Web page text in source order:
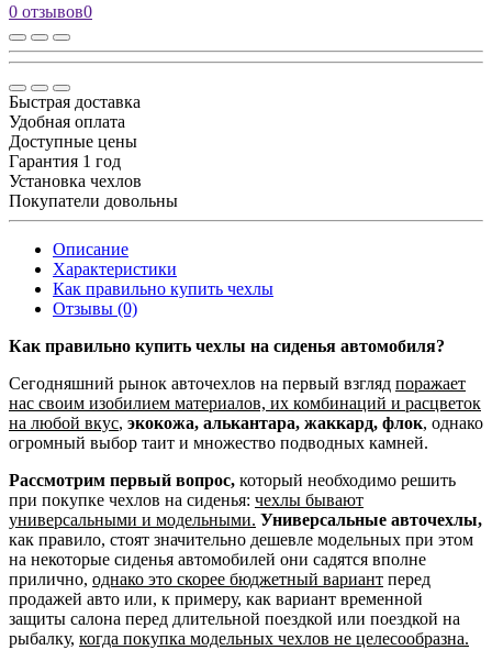
0 отзывов0
Быстрая доставка
Удобная оплата
Доступные цены
Гарантия 1 год
Установка чехлов
Покупатели довольны
Описание
Характеристики
Как правильно купить чехлы
Отзывы (0)
Как правильно купить чехлы на сиденья автомобиля?
Сегодняшний рынок авточехлов на первый взгляд поражает
нас своим изобилием материалов, их комбинаций и расцветок
на любой вкус, экокожа, алькантара, жаккард, флок, однако
огромный выбор таит и множество подводных камней.
Рассмотрим первый вопрос, который необходимо решить
при покупке чехлов на сиденья: чехлы бывают
универсальными и модельными. Универсальные авточехлы,
как правило, стоят значительно дешевле модельных при этом
на некоторые сиденья автомобилей они садятся вполне
прилично, однако это скорее бюджетный вариант перед
продажей авто или, к примеру, как вариант временной
защиты салона перед длительной поездкой или поездкой на
рыбалку, когда покупка модельных чехлов не целесообразна.